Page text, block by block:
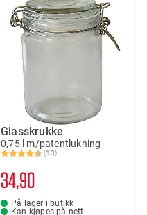
Glasskrukke
0,75 l m/patentlukning
Karakter:
(13)
4.6 av 5 mulige
3490
På lager i butikk
Kan kjøpes på nett